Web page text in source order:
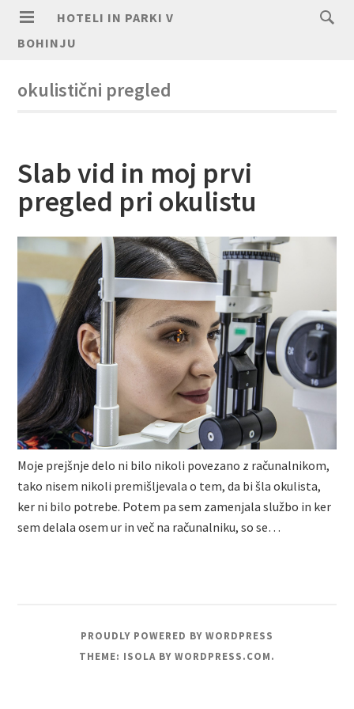
HOTELI IN PARKI V
BOHINJU
okulistični pregled
Slab vid in moj prvi
pregled pri okulistu
Moje prejšnje delo ni bilo nikoli povezano z računalnikom,
tako nisem nikoli premišljevala o tem, da bi šla okulista,
ker ni bilo potrebe. Potem pa sem zamenjala službo in ker
sem delala osem ur in več na računalniku, so se…
PROUDLY POWERED BY WORDPRESS
THEME: ISOLA BY WORDPRESS.COM.